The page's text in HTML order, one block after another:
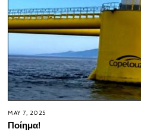
MAY 7, 2025
Ποίημα!